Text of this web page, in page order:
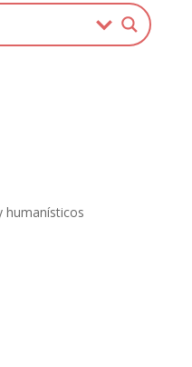
humanísticos